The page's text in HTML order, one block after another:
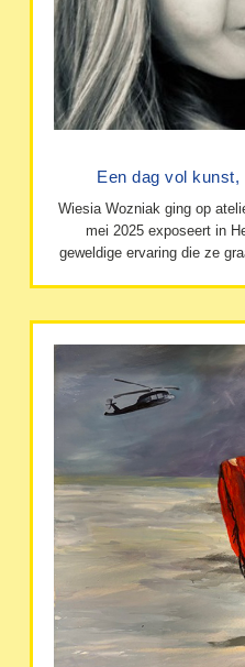
Een dag vol
Wiesia Wozniak ging op
mei 2025 exposeert in
geweldige ervaring die ze